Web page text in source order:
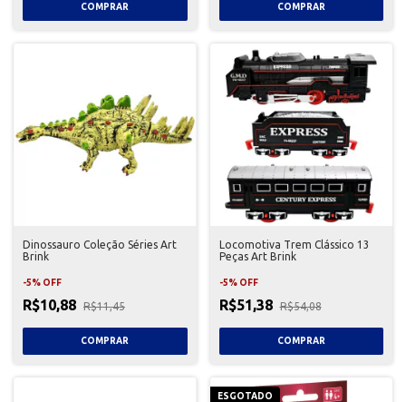
Dinossauro Coleção Séries Art
Brink
-5% OFF
R$10,88 R$11,45
Locomotiva Trem Clássico 13
Peças Art Brink
-5% OFF
R$51,38 R$54,08
ESGOTADO